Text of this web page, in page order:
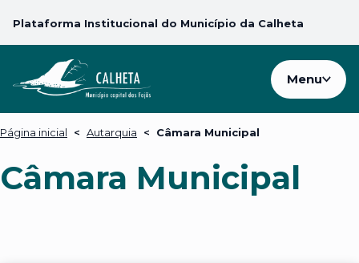
Plataforma Institucional do Município da Calheta
Menu
Página inicial < Autarquia < Câmara Municipal
Câmara Municipal